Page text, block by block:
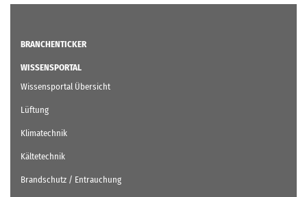
BRANCHENTICKER
WISSENSPORTAL
Wissensportal Übersicht
Lüftung
Klimatechnik
Kältetechnik
Brandschutz / Entrauchung